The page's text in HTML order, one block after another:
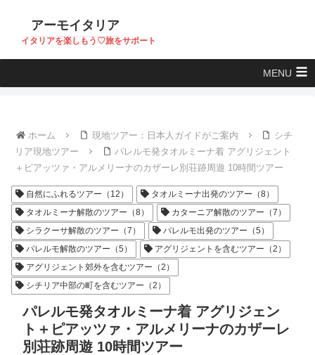
アーモイタリア
イタリアを楽しもう♡旅をサポート
MENU
ホーム 現地ツアー：日本人ガイドがご案内
シチ
リア現地ツアー
パレルモ発タオルミーナ着 アグリジェント
＋ピアッツァ・アルメリーナのカザーレ別荘跡周遊 10時間ツアー
自然にふれるツアー（12）
タオルミーナ出発のツアー（8）
タオルミーナ解散のツアー（8）
カターニア解散のツアー（7）
シラクーサ解散のツアー（7）
パレルモ出発のツアー（5）
パレルモ解散のツアー（5）
アグリジェントを含むツアー（2）
アグリジェント郊外を含むツアー（2）
シチリア中部の町を含むツアー（2）
パレルモ発タオルミーナ着 アグリジェン
ト＋ピアッツァ・アルメリーナのカザーレ
別荘跡周遊 10時間ツアー